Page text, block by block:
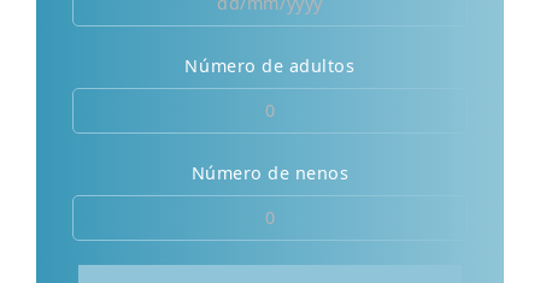
Número de adultos
Número de nenos